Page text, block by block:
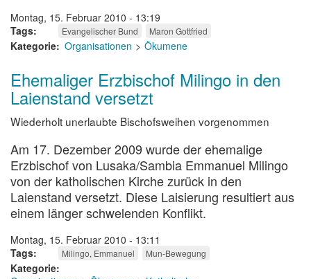
Montag, 15. Februar 2010 - 13:19
Tags
Evangelischer Bund Maron Gottfried
Kategorie Organisationen Ökumene
Ehemaliger Erzbischof Milingo in den
Laienstand versetzt
Wiederholt unerlaubte Bischofsweihen vorgenommen
Am 17. Dezember 2009 wurde der ehemalige
Erzbischof von Lusaka/Sambia Emmanuel Milingo
von der katholischen Kirche zurück in den
Laienstand versetzt. Diese Laisierung resultiert aus
einem länger schwelenden Konflikt.
Montag, 15. Februar 2010 - 13:11
Tags
Milingo, Emmanuel Mun-Bewegung
Kategorie